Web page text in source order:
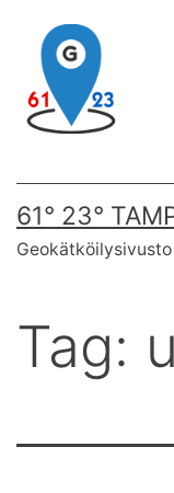
content
61° 23°
Geokätköilysivusto
Tag: